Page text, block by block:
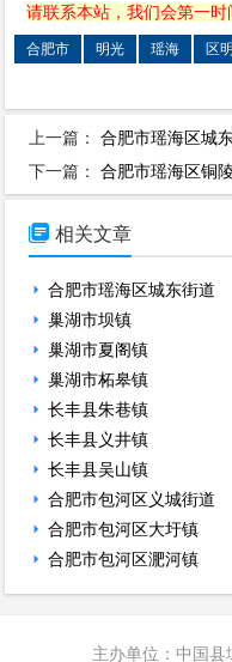
请联系本站，我们会第一时
合肥市 明光 瑶海 区明
上一篇：合肥市瑶海区城
下一篇：合肥市瑶海区铜
 相关文章
合肥市瑶海区城东街道
巢湖市坝镇
巢湖市夏阁镇
巢湖市柘皋镇
长丰县朱巷镇
长丰县义井镇
长丰县吴山镇
合肥市包河区义城街道
合肥市包河区大圩镇
合肥市包河区淝河镇
主办单位：中国